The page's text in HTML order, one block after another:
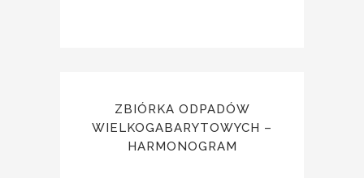
ZBIÓRKA ODPADÓW
WIELKOGABARYTOWYCH –
HARMONOGRAM